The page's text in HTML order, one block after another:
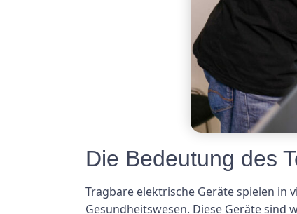
Die Bedeutung des
Tragbare elektrische Geräte spielen in
Gesundheitswesen. Diese Geräte sind